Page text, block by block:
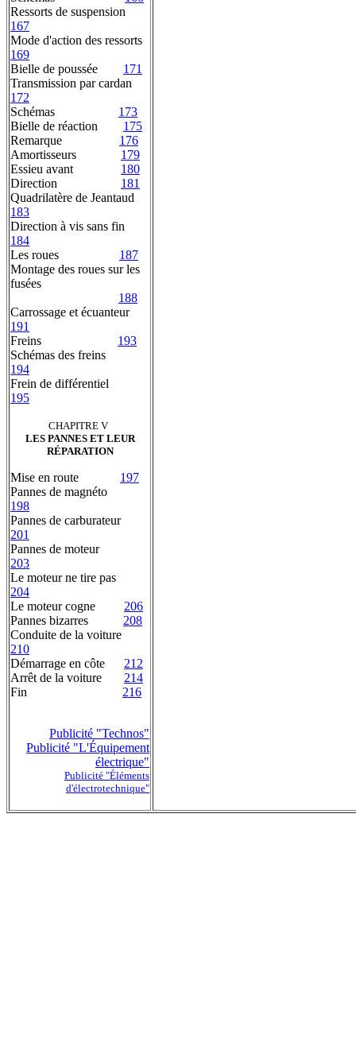
Ressorts de suspension
167
Mode d'action des ressorts
169
Bielle de poussée 171
Transmission par cardan
172
Schémas 173
Bielle de réaction 175
Remarque 176
Amortisseurs 179
Essieu avant 180
Direction 181
Quadrilatère de Jeantaud
183
Direction à vis sans fin
184
Les roues 187
Montage des roues sur les
fusées
188
Carrossage et écuanteur
191
Freins 193
Schémas des freins
194
Frein de différentiel
195
CHAPITRE V
LES PANNES ET LEUR
RÉPARATION
Mise en route 197
Pannes de magnéto
198
Pannes de carburateur
201
Pannes de moteur
203
Le moteur ne tire pas
204
Le moteur cogne 206
Pannes bizarres 208
Conduite de la voiture
210
Démarrage en côte 212
Arrêt de la voiture 214
Fin 216
Publicité "Technos"
Publicité "L'Équipement
électrique"
Publicité "Éléments
d'électrotechnique"